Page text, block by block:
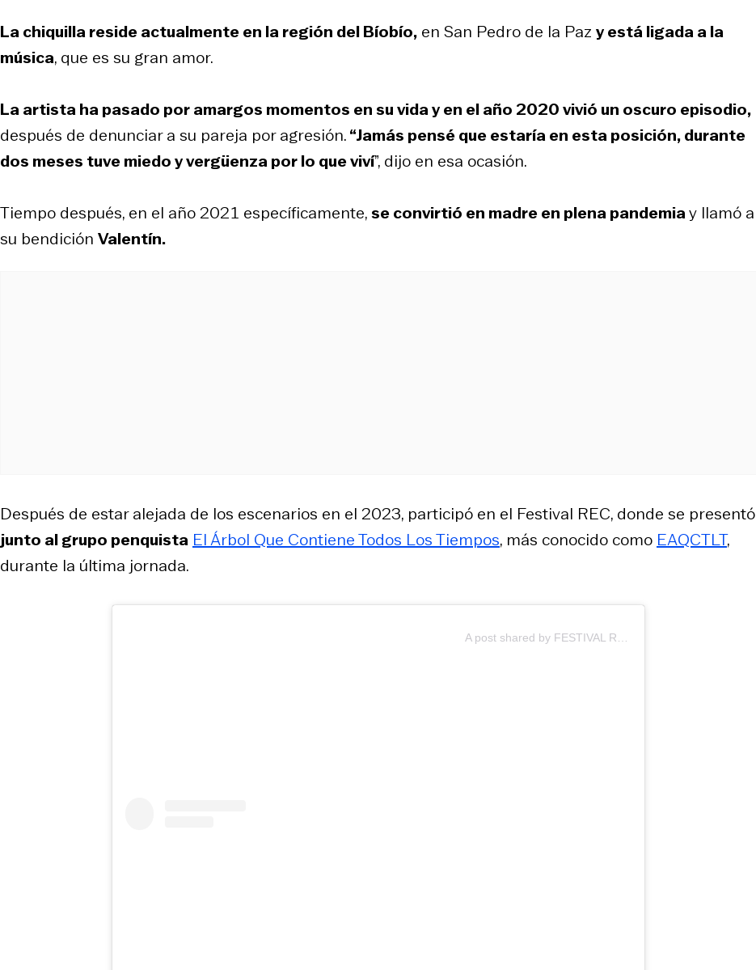
La chiquilla reside actualmente en la región del Bíobío, en San Pedro de la Paz y está ligada a la
música, que es su gran amor.
La artista ha pasado por amargos momentos en su vida y en el año 2020 vivió un oscuro episodio,
después de denunciar a su pareja por agresión.“Jamás pensé que estaría en esta posición, durante
dos meses tuve miedo y vergüenza por lo que viví”, dijo en esa ocasión.
Tiempo después, en el año 2021 específicamente,se convirtió en madre en plena pandemiay llamó a
su bendición Valentín.
Después de estar alejada de los escenarios en el 2023, participó en el Festival REC, donde se presentó
junto al grupo penquista El Árbol Que Contiene Todos Los Tiempos, más conocido como EAQCTLT,
durante la última jornada.